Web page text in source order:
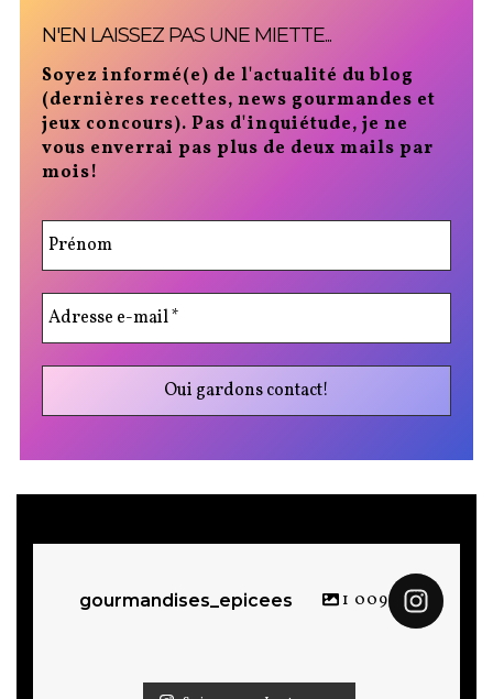
N'EN LAISSEZ PAS UNE MIETTE...
Soyez informé(e) de l'actualité du blog
(dernières recettes, news gourmandes et
jeux concours). Pas d'inquiétude, je ne
vous enverrai pas plus de deux mails par
mois!
gourmandises_epicees 1 009